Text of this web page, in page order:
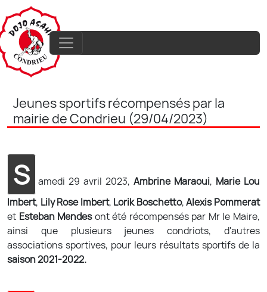
Jeunes sportifs récompensés par la
mairie de Condrieu (29/04/2023)
S amedi 29 avril 2023,Ambrine Maraoui, Marie Lou
Imbert, Lily Rose Imbert, Lorik Boschetto,Alexis Pommerat
et Esteban Mendesont été récompensés par Mr le Maire,
ainsi que plusieurs jeunes condriots, d'autres
associations sportives, pour leurs résultats sportifs de la
saison 2021-2022.